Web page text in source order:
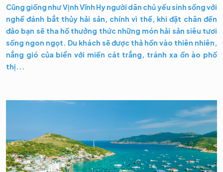
Cũng giống như Vịnh Vĩnh Hy người dân chủ yếu sinh sống với
nghề đánh bắt thủy hải sản, chính vì thế, khi đặt chân đến
đảo bạn sẽ tha hồ thưởng thức những món hải sản siêu tươi
sống ngon ngọt. Du khách sẽ được thả hồn vào thiên nhiên,
nắng gió của biển với miền cát trắng, tránh xa ồn ào phố
thị...